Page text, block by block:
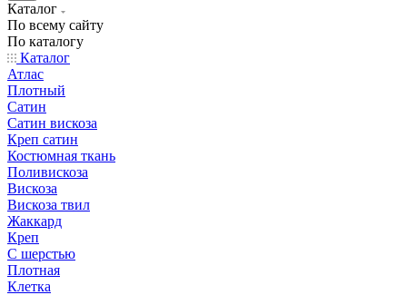
Каталог
По всему сайту
По каталогу
Каталог
Атлас
Плотный
Сатин
Сатин вискоза
Креп сатин
Костюмная ткань
Поливискоза
Вискоза
Вискоза твил
Жаккард
Креп
С шерстью
Плотная
Клетка